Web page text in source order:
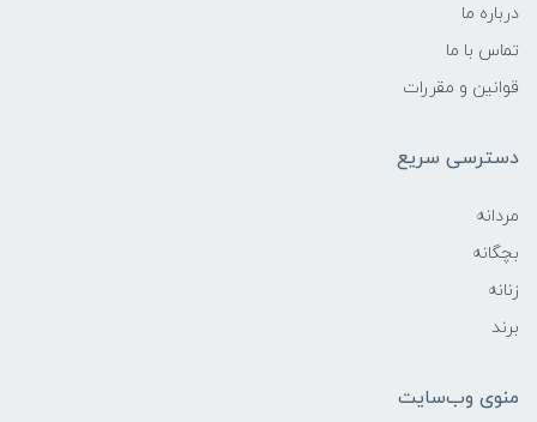
درباره ما
تماس با ما
قوانین و مقررات
دسترسی سریع
مردانه
بچگانه
زنانه
برند
منوی وب‌سایت